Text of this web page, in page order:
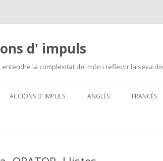
d' impuls
la complexitat del món i reflectir la seva
ACCIONS D’ IMPULS
PROJECTES COL·LABORATIUS EN
ANGLÈS FRANCÈS